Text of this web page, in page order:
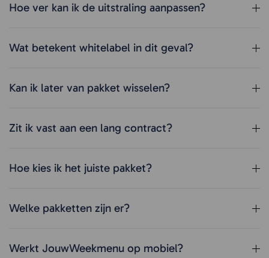
Hoe ver kan ik de uitstraling aanpassen?
Wat betekent whitelabel in dit geval?
Kan ik later van pakket wisselen?
Zit ik vast aan een lang contract?
Hoe kies ik het juiste pakket?
Welke pakketten zijn er?
Werkt JouwWeekmenu op mobiel?